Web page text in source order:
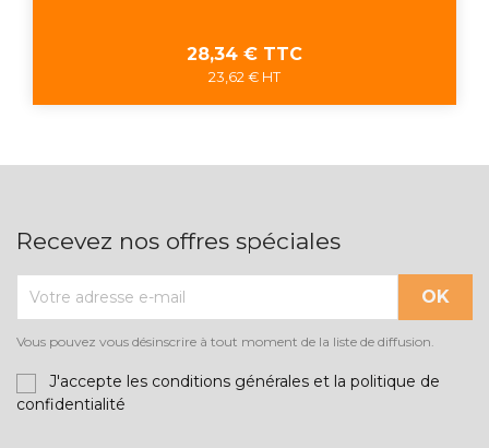
Prix
28,34 € TTC
23,62 € HT
Recevez nos offres spéciales
Vous pouvez vous désinscrire à tout moment de la liste de diffusion.
J'accepte les conditions générales et la politique de
confidentialité